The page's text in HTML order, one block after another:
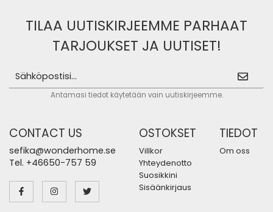
TILAA UUTISKIRJEEMME PARHAAT
TARJOUKSET JA UUTISET!
Antamasi tiedot käytetään vain uutiskirjeemme.
CONTACT US
sefika@wonderhome.se
Tel. +46650-757 59
OSTOKSET
Villkor
Yhteydenotto
Suosikkini
Sisäänkirjaus
TIEDOT
Om oss